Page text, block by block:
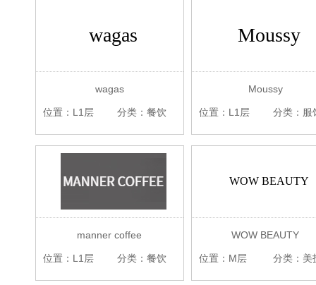
wagas
wagas
位置：L1层 分类：餐饮
Moussy
Moussy
位置：L1层 分类：服
manner coffee
位置：L1层 分类：餐饮
WOW BEAUTY
WOW BEAUTY
位置：M层 分类：美